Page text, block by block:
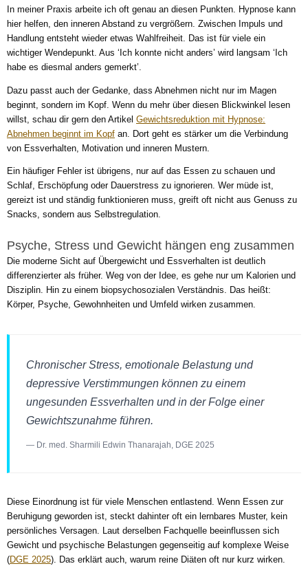
In meiner Praxis arbeite ich oft genau an diesen Punkten. Hypnose kann
hier helfen, den inneren Abstand zu vergrößern. Zwischen Impuls und
Handlung entsteht wieder etwas Wahlfreiheit. Das ist für viele ein
wichtiger Wendepunkt. Aus ‘Ich konnte nicht anders’ wird langsam ‘Ich
habe es diesmal anders gemerkt’.
Dazu passt auch der Gedanke, dass Abnehmen nicht nur im Magen
beginnt, sondern im Kopf. Wenn du mehr über diesen Blickwinkel lesen
willst, schau dir gern den Artikel Gewichtsreduktion mit Hypnose:
Abnehmen beginnt im Kopf an. Dort geht es stärker um die Verbindung
von Essverhalten, Motivation und inneren Mustern.
Ein häufiger Fehler ist übrigens, nur auf das Essen zu schauen und
Schlaf, Erschöpfung oder Dauerstress zu ignorieren. Wer müde ist,
gereizt ist und ständig funktionieren muss, greift oft nicht aus Genuss zu
Snacks, sondern aus Selbstregulation.
Psyche, Stress und Gewicht hängen eng zusammen
Die moderne Sicht auf Übergewicht und Essverhalten ist deutlich
differenzierter als früher. Weg von der Idee, es gehe nur um Kalorien und
Disziplin. Hin zu einem biopsychosozialen Verständnis. Das heißt:
Körper, Psyche, Gewohnheiten und Umfeld wirken zusammen.
Chronischer Stress, emotionale Belastung und
depressive Verstimmungen können zu einem
ungesunden Essverhalten und in der Folge einer
Gewichtszunahme führen.
— Dr. med. Sharmili Edwin Thanarajah, DGE 2025
Diese Einordnung ist für viele Menschen entlastend. Wenn Essen zur
Beruhigung geworden ist, steckt dahinter oft ein lernbares Muster, kein
persönliches Versagen. Laut derselben Fachquelle beeinflussen sich
Gewicht und psychische Belastungen gegenseitig auf komplexe Weise
(DGE 2025). Das erklärt auch, warum reine Diäten oft nur kurz wirken.